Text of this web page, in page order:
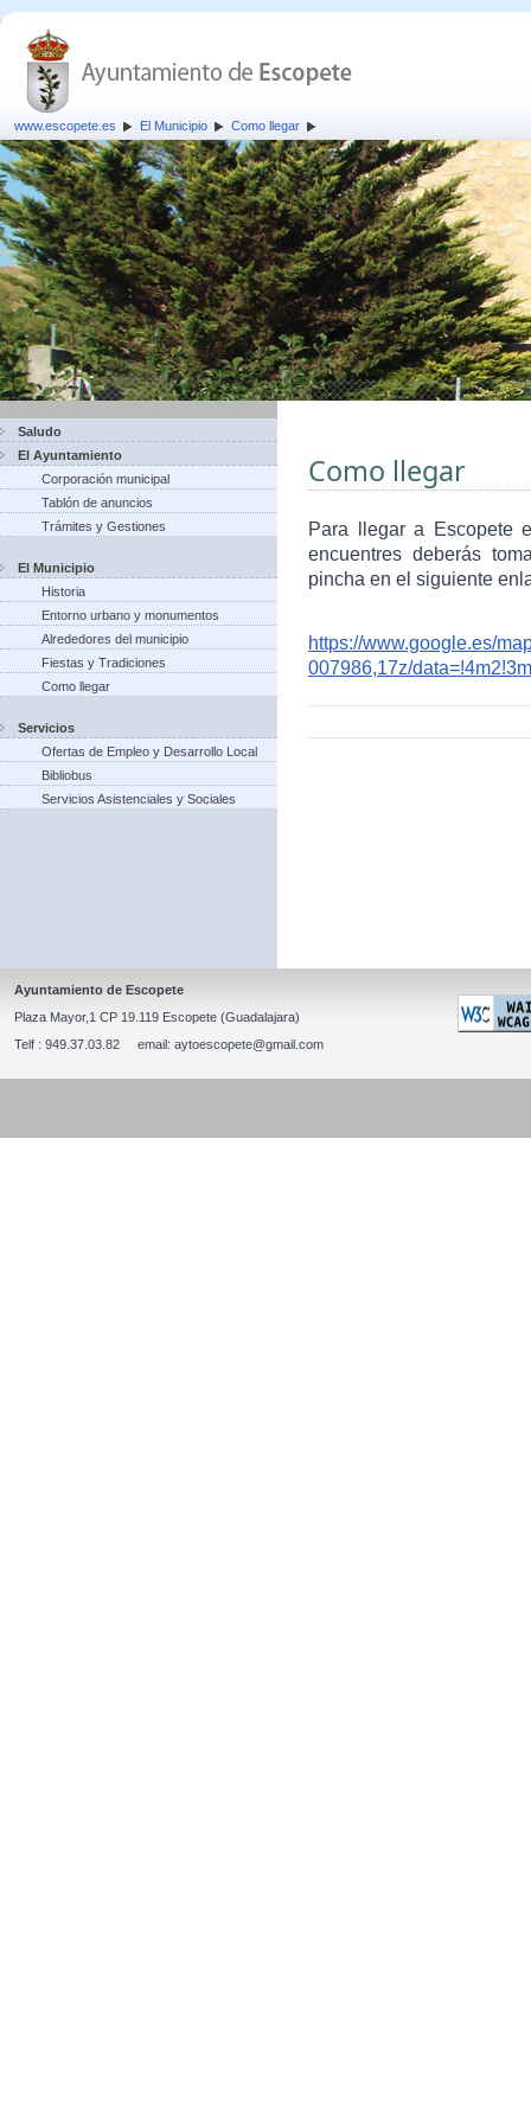
www.escopete.es El Municipio Como llegar
Saludo
El Ayuntamiento
Corporación municipal
Tablón de anuncios
Trámites y Gestiones
El Municipio
Historia
Entorno urbano y monumentos
Alrededores del municipio
Fiestas y Tradiciones
Como llegar
Servicios
Ofertas de Empleo y Desarrollo Local
Bibliobus
Servicios Asistenciales y Sociales
Como llegar
Para llegar a Escopete
encuentres deberás
pincha en el siguiente
https://www.google.es/
007986,17z/
Ayuntamiento de Escopete
Plaza Mayor,1 CP 19.119 Escopete (Guadalajara)
Telf : 949.37.03.82 email: aytoescopete@gmail.com